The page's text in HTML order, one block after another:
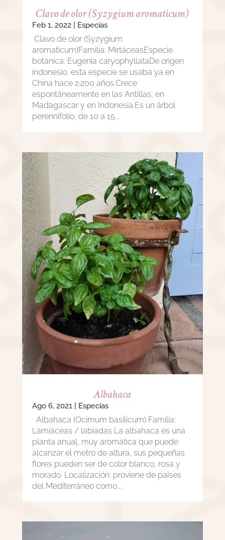
Clavo de olor (Syzygium aromaticum)
Feb 1, 2022| Especias
Clavo de olor (Syzygium
aromaticum)Familia: MirtáceasEspecie
botánica: Eugenia caryophyllataDe origen
indonesio, esta especie se usaba ya en
China hace 2.200 años.Crece
espontáneamente en las Antillas, en
Madagascar y en Indonesia.Es un árbol
perennifolio, de 10 a 15...
Albahaca
Ago 6, 2021| Especias
Albahaca (Ocimum basilicum) Familia:
Lamiáceas / labiadas La albahaca es una
planta anual, muy aromática que puede
alcanzar el metro de altura, sus pequeñas
flores pueden ser de color blanco, rosa y
morado. Localización: proviene de países
del Mediterráneo como...